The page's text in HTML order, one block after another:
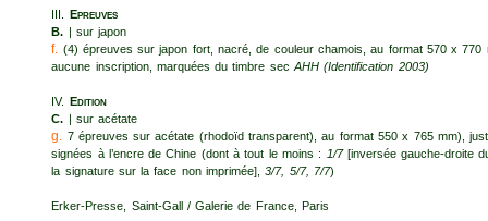
III. Epreuves
B. | sur japon
f. (4) épreuves sur japon fort, nacré, de couleur chamois, au format 570 x 770
aucune inscription, marquées du timbre secAHH (Identification 2003)
IV. Edition
C. | sur acétate
g. 7 épreuves sur acétate (rhodoïd transparent), au format 550 x 765 mm),
signées à l’encre de Chine (dont à tout le moins : 1/7[inversée gauche-droite
la signature sur la face non imprimée],3/7, 5/7, 7/7)
Erker-Presse, Saint-Gall / Galerie de France, Paris